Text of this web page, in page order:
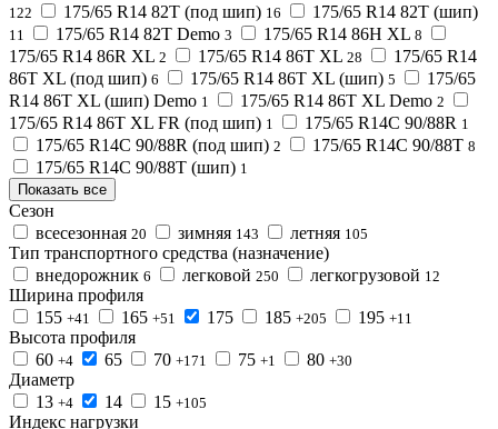
122 175/65 R14 82T (под шип) 16 175/65 R14 82T (шип)
11 175/65 R14 82T Demo 3 175/65 R14 86H XL 8
175/65 R14 86R XL 2 175/65 R14 86T XL 28
175/65 R14
86T XL (под шип) 6 175/65 R14 86T XL (шип) 5
175/65
R14 86T XL (шип) Demo 1 175/65 R14 86T XL Demo 2
175/65 R14 86T XL FR (под шип) 1 175/65 R14C 90/88R 1
175/65 R14C 90/88R (под шип) 2 175/65 R14C 90/88T 8
175/65 R14C 90/88T (шип) 1
Показать все
Сезон
всесезонная 20 зимняя 143 летняя 105
Тип транспортного средства (назначение)
внедорожник 6 легковой 250 легкогрузовой 12
Ширина профиля
155 +41 165 +51 175 185 +205 195 +11
Высота профиля
60 +4 65 70 +171 75 +1 80 +30
Диаметр
13 +4 14 15 +105
Индекс нагрузки